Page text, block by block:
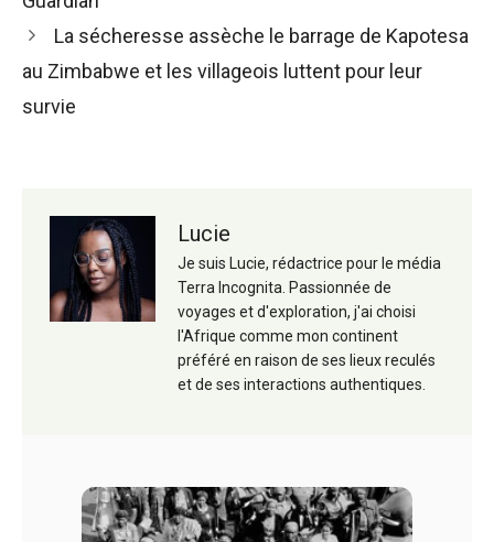
La sécheresse assèche le barrage de Kapotesa
au Zimbabwe et les villageois luttent pour leur
survie
Lucie
Je suis Lucie, rédactrice pour le média
Terra Incognita. Passionnée de
voyages et d'exploration, j'ai choisi
l'Afrique comme mon continent
préféré en raison de ses lieux reculés
et de ses interactions authentiques.